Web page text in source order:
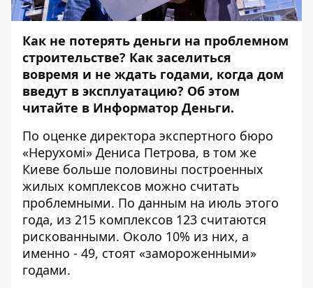
Как не потерять деньги на проблемном
строительстве? Как заселиться
вовремя и не ждать годами, когда дом
введут в эксплуатацию? Об этом
читайте в Информатор Деньги.
По оценке директора экспертного бюро
«Нерухомі» Дениса Петрова, в том же
Киеве больше половины построенных
жилых комплексов можно считать
проблемными. По данным на июль этого
года, из 215 комплексов 123 считаются
рискованными. Около 10% из них, а
именно - 49, стоят «замороженными»
годами.